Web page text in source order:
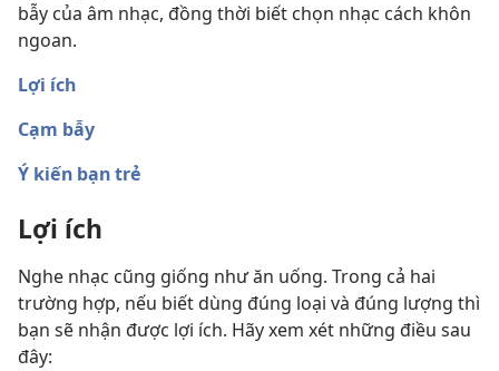
bẫy của âm nhạc, đồng thời biết chọn nhạc cách khôn
ngoan.
Lợi ích
Cạm bẫy
Ý kiến bạn trẻ
Lợi ích
Nghe nhạc cũng giống như ăn uống. Trong cả hai
trường hợp, nếu biết dùng đúng loại và đúng lượng thì
bạn sẽ nhận được lợi ích. Hãy xem xét những điều sau
đây: